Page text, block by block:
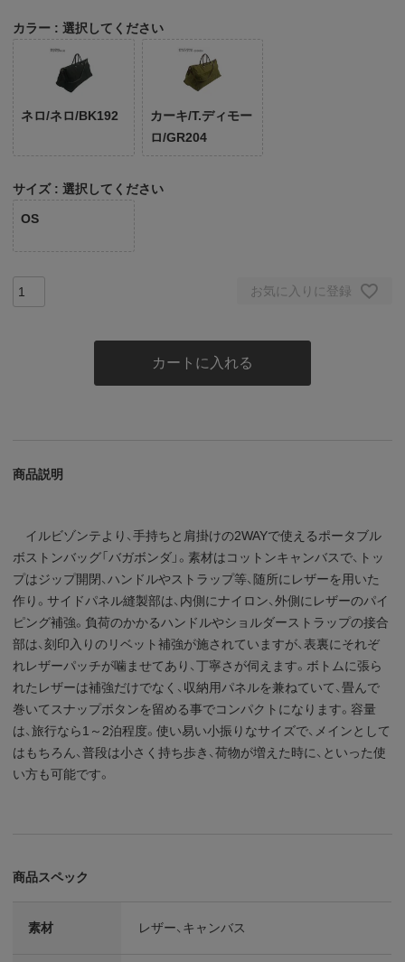
カラー 選択してください
ネロ/ネロ/BK192
カーキ/T.ディモー
ロ/GR204
サイズ 選択してください
OS
お気に入りに登録
カートに入れる
商品説明
イルビゾンテより、手持ちと肩掛けの2WAYで使えるポータブル
ボストンバッグ「バガボンダ」。素材はコットンキャンバスで、トッ
プはジップ開閉、ハンドルやストラップ等、随所にレザーを用いた
作り。サイドパネル縫製部は、内側にナイロン、外側にレザーのパイ
ピング補強。負荷のかかるハンドルやショルダーストラップの接合
部は、刻印入りのリベット補強が施されていますが、表裏にそれぞ
れレザーパッチが噛ませてあり、丁寧さが伺えます。ボトムに張ら
れたレザーは補強だけでなく、収納用パネルを兼ねていて、畳んで
巻いてスナップボタンを留める事でコンパクトになります。容量
は、旅行なら1～2泊程度。使い易い小振りなサイズで、メインとして
はもちろん、普段は小さく持ち歩き、荷物が増えた時に、といった使
い方も可能です。
商品スペック
素材 レザー、キャンバス